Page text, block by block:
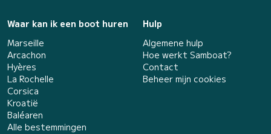
Waar kan ik een boot huren
Marseille
Arcachon
Hyères
La Rochelle
Corsica
Kroatië
Baléaren
Alle bestemmingen
Hulp
Algemene hulp
Hoe werkt Samboat?
Contact
Beheer mijn cookies